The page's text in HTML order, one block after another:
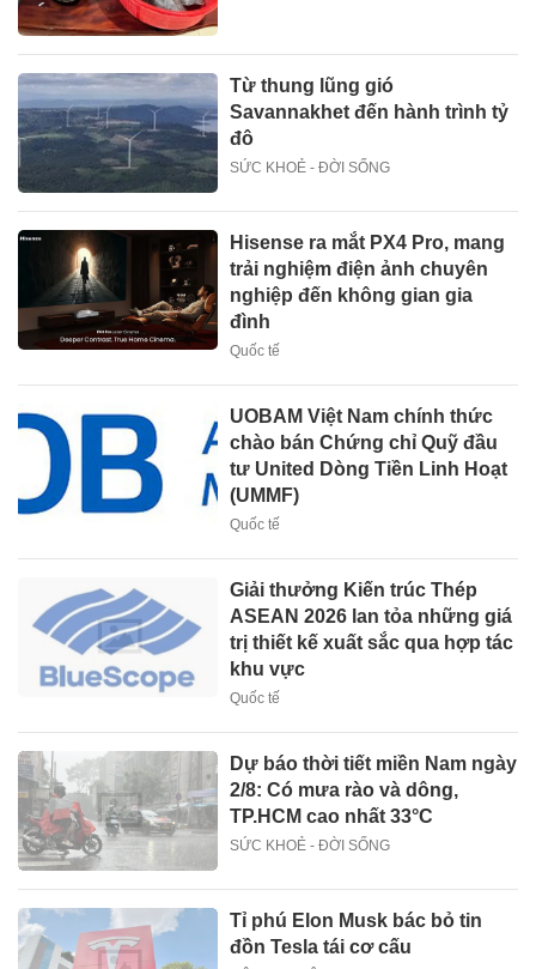
Từ thung lũng gió
Savannakhet đến hành trình tỷ
đô
SỨC KHOẺ - ĐỜI SỐNG
Hisense ra mắt PX4 Pro, mang
trải nghiệm điện ảnh chuyên
nghiệp đến không gian gia
đình
Quốc tế
UOBAM Việt Nam chính thức
chào bán Chứng chỉ Quỹ đầu
tư United Dòng Tiền Linh Hoạt
(UMMF)
Quốc tế
Giải thưởng Kiến trúc Thép
ASEAN 2026 lan tỏa những giá
trị thiết kế xuất sắc qua hợp tác
khu vực
Quốc tế
Dự báo thời tiết miền Nam ngày
2/8: Có mưa rào và dông,
TP.HCM cao nhất 33°C
SỨC KHOẺ - ĐỜI SỐNG
Tỉ phú Elon Musk bác bỏ tin
đồn Tesla tái cơ cấu